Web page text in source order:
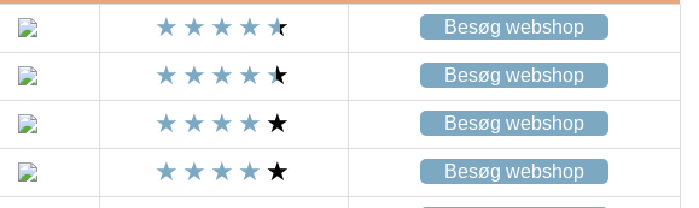
Besøg webshop
Besøg webshop
Besøg webshop
Besøg webshop